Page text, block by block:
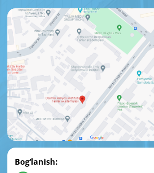
Bog‘lanish: